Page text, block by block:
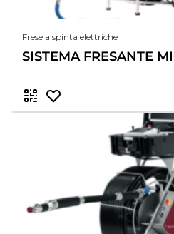
Frese a spinta elettriche
SISTEMA FRESANTE